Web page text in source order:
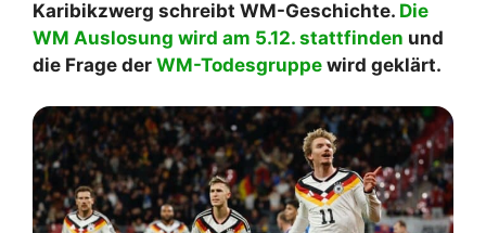
Karibikzwerg schreibt WM-Geschichte. Die
WM Auslosung wird am 5.12. stattfinden und
die Frage der WM-Todesgruppe wird geklärt.